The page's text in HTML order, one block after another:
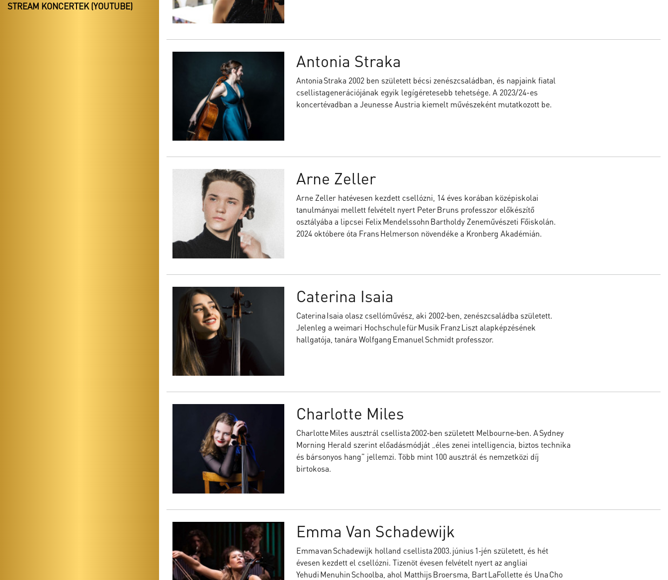
STREAM KONCERTEK (YOUTUBE)
Antonia Straka
Antonia Straka 2002 ben született bécsi zenészcsaládban, és napjaink fiatal
csellistagenerációjának egyik legígéretesebb tehetsége. A 2023/24-es
koncertévadban a Jeunesse Austria kiemelt művészeként mutatkozott be.
Arne Zeller
Arne Zeller hatévesen kezdett csellózni, 14 éves korában középiskolai
tanulmányai mellett felvételt nyert Peter Bruns professzor előkészítő
osztályába a lipcsei Felix Mendelssohn Bartholdy Zeneművészeti Főiskolán.
2024 októbere óta Frans Helmerson növendéke a Kronberg Akadémián.
Caterina Isaia
Caterina Isaia olasz csellóművész, aki 2002‑ben, zenészcsaládba született.
Jelenleg a weimari Hochschule für Musik Franz Liszt alapképzésének
hallgatója, tanára Wolfgang Emanuel Schmidt professzor.
Charlotte Miles
Charlotte Miles ausztrál csellista 2002‑ben született Melbourne‑ben. A Sydney
Morning Herald szerint előadásmódját „éles zenei intelligencia, biztos technika
és bársonyos hang” jellemzi. Több mint 100 ausztrál és nemzetközi díj
birtokosa.
Emma Van Schadewijk
Emma van Schadewijk holland csellista 2003. június 1‑jén született, és hét
évesen kezdett el csellózni. Tizenöt évesen felvételt nyert az angliai
Yehudi Menuhin Schoolba, ahol Matthijs Broersma, Bart LaFollette és Una Cho